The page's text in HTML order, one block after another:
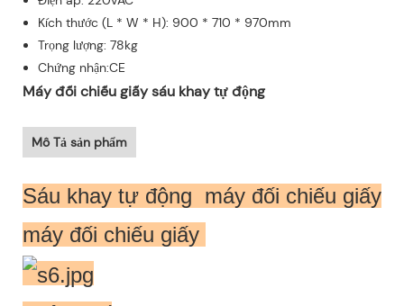
Kích thước (L * W * H): 900 * 710 * 970mm
Trọng lượng: 78kg
Chứng nhận:CE
Máy đối chiếu giấy sáu khay tự động
Mô Tả sản phẩm
Sáu khay tự động máy đối chiếu giấy
máy đối chiếu giấy